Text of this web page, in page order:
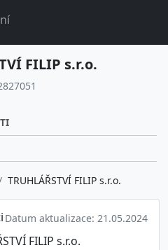
FILIP s.r.o.
TRUHLÁŘSTVÍ FILIP s.r.o.
Datum aktualizace: 21.05.2024
FILIP s.r.o.